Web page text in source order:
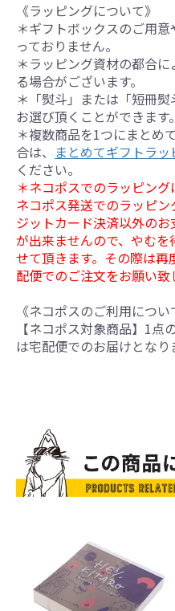
《ラッピングについて》
＊ギフトボックスのご用
っておりません。
＊ラッピング資材の都合
る場合がございます。
＊「熨斗」または「短冊
お選び頂くことができます。
＊複数商品を1つにまとめ
合は、 まとめてギフトラッ
ください。
＊ネコポスでのラッピング
ネコポス発送でのラッピ
ジットカード決済以外の
が出来ませんので、やむ
せて頂きます。その際は
配便でのご注文をお願い致
《ネコポスのご利用につい
【ネコポス対象商品】1点
は宅配便でのお届けとなり